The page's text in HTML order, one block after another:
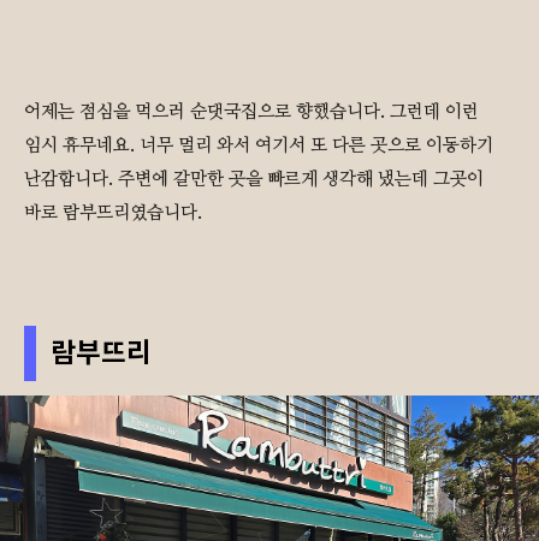
어제는 점심을 먹으러 순댓국집으로 향했습니다. 그런데 이런
임시 휴무네요. 너무 멀리 와서 여기서 또 다른 곳으로 이동하기
난감합니다. 주변에 갈만한 곳을 빠르게 생각해 냈는데 그곳이
바로 람부뜨리였습니다.
람부뜨리